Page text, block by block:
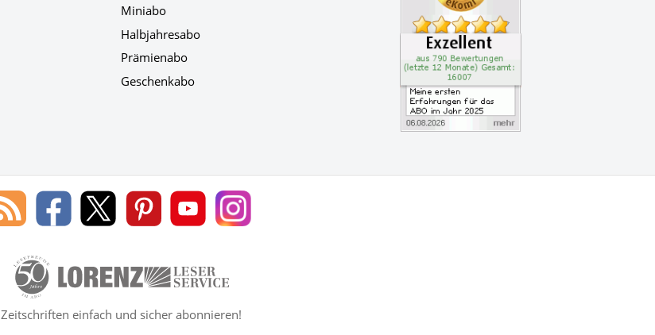
Miniabo
Halbjahresabo
Prämienabo
Geschenkabo
Blog
des
Lorenz
Leserservice
Lorenz
Leserservice
Lorenz
Leserservice
Lorenz
Leserservice
Lorenz
Leserservice
50 Lesefreude im Abo Jahre Lorenz Leserservice
Zeitschriften einfach und sicher abonnieren!